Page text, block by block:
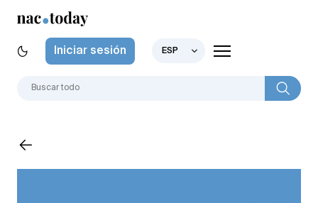
Iniciar sesión ESP